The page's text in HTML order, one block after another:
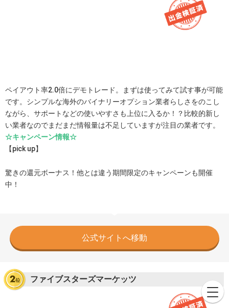
ペイアウト率2.0倍にデモトレード。まずは使ってみて試す事が可能
です。シンプルな海外のバイナリーオプション業者らしさをのこし
ながら、サポートなどの使いやすさも上位に入るか！？比較的新し
い業者なのでまだまだ情報量は不足していますが注目の業者です。
☆キャンペーン情報☆
【pick up】
驚きの還元ボーナス！他とは違う期間限定のキャンペーンも開催
中！
公式サイトへ移動
ファイブスターズマーケッツ